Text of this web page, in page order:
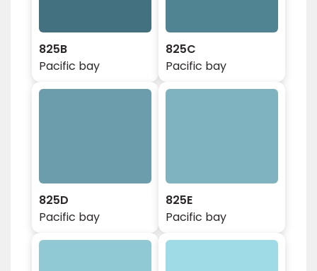
825B
Pacific bay
825C
Pacific bay
825D
Pacific bay
825E
Pacific bay